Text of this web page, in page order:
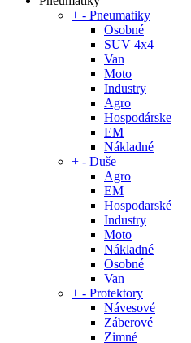
+ - Pneumatiky
Osobné
SUV 4x4
Van
Moto
Industry
Agro
Hospodárske
EM
Nákladné
+ - Duše
Agro
EM
Hospodarské
Industry
Moto
Nákladné
Osobné
Van
+ - Protektory
Návesové
Záberové
Zimné